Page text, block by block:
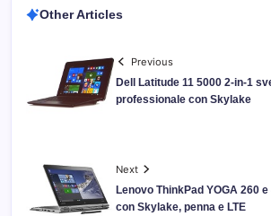
Other Articles
Previous
Dell Latitude 11 5000 2-in-1
professionale con Skylake
Next
Lenovo ThinkPad YOGA 260
con Skylake, penna e LTE